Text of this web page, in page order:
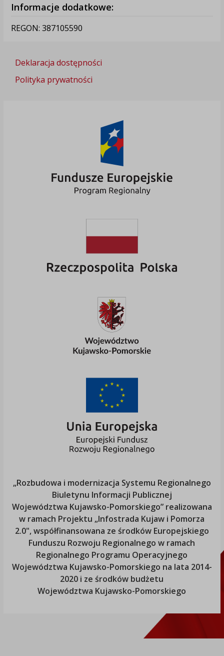
Informacje dodatkowe:
REGON: 387105590
Deklaracja dostępności
Polityka prywatności
„Rozbudowa i modernizacja Systemu Regionalnego
Biuletynu Informacji Publicznej
Województwa Kujawsko-Pomorskiego” realizowana
w ramach Projektu „Infostrada Kujaw i Pomorza
2.0", współfinansowana ze środków Europejskiego
Funduszu Rozwoju Regionalnego w ramach
Regionalnego Programu Operacyjnego
Województwa Kujawsko-Pomorskiego na lata 2014-
2020 i ze środków budżetu
Województwa Kujawsko-Pomorskiego